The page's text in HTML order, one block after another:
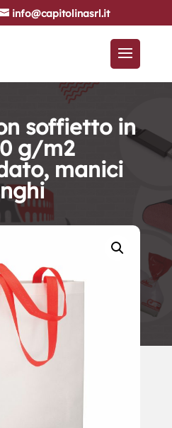
info@capitolinasrl.it
soffietto in
g/m2
manici